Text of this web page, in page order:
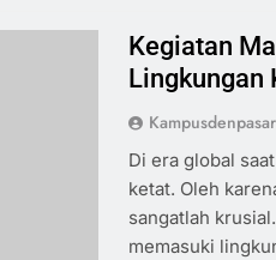
Kegiatan
Lingkungan
Kampusdenpasar
Di era global
ketat. Oleh
sangatlah
memasuki